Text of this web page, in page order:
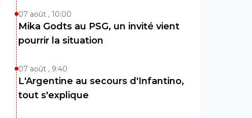
07 août , 10:00
Mika Godts au PSG, un invité vient
pourrir la situation
07 août , 9:40
L'Argentine au secours d'Infantino,
tout s'explique